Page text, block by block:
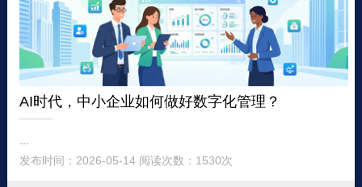
AI时代，中小企业如何做好数字化管理？
发布时间：2026-05-14 阅读次数：1530次